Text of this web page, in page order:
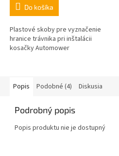
Do košíka
Plastové skoby pre vyznačenie
hranice trávnika pri inštalácii
kosačky Automower
Popis Podobné (4) Diskusia
Podrobný popis
Popis produktu nie je dostupný